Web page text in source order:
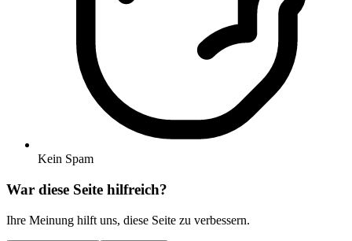
Kein Spam
War diese Seite hilfreich?
Ihre Meinung hilft uns, diese Seite zu verbessern.